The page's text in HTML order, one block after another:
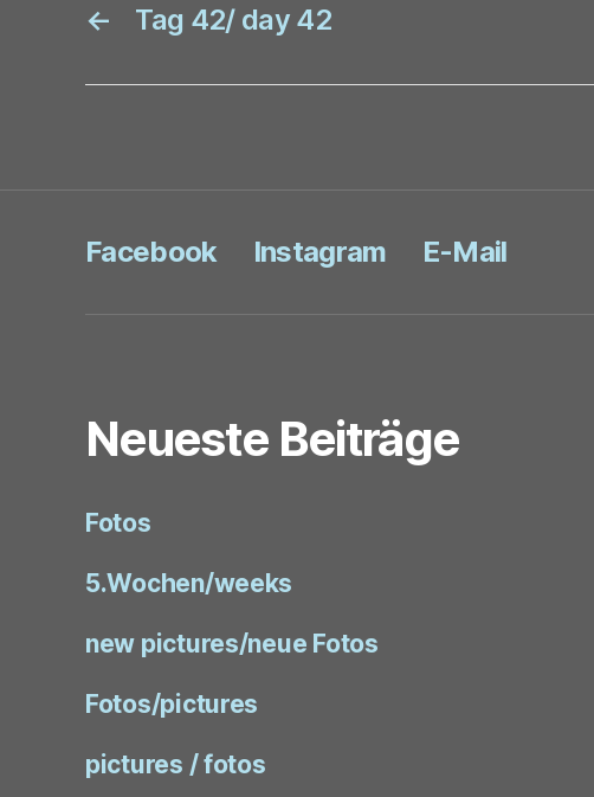
← Tag 42/ day 42
Facebook Instagram E-Mail
Neueste Beiträge
Fotos
5.Wochen/weeks
new pictures/neue Fotos
Fotos/pictures
pictures / fotos